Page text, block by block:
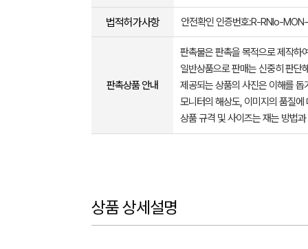
법적허가사항 안전확인 인증번호:R-RNlo-
판촉상품 안내
판촉물은 판촉을 목적으로 제작하
일반상품으로 판매는 신중히 판단
제공되는 상품의 사진은 이해를
모니터의 해상도, 이미지의 품질
상품 규격 및 사이즈는 재는 방법
상품 상세설명